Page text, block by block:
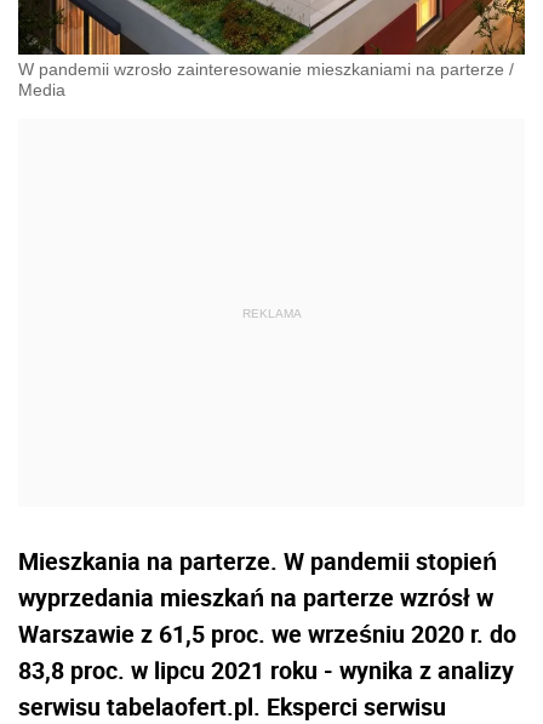
W pandemii wzrosło zainteresowanie mieszkaniami na parterze /
Media
Mieszkania na parterze. W pandemii stopień
wyprzedania mieszkań na parterze wzrósł w
Warszawie z 61,5 proc. we wrześniu 2020 r. do
83,8 proc. w lipcu 2021 roku - wynika z analizy
serwisu tabelaofert.pl. Eksperci serwisu